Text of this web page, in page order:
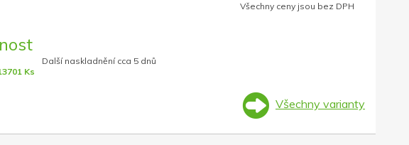
Všechny ceny jsou bez DPH
Ks
Další naskladnění cca 5 dnů
Všechny varianty